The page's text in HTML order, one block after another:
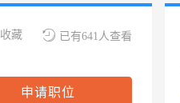
已有641人查看
收藏
申请职位